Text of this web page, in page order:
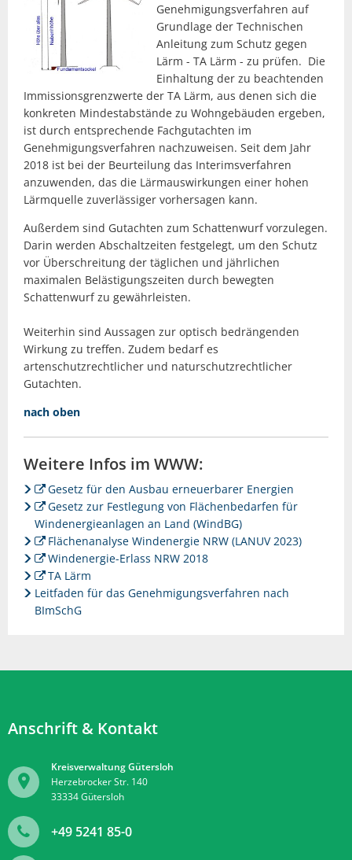
Genehmigungsverfahren auf
Grundlage der Technischen
Anleitung zum Schutz gegen
Lärm - TA Lärm - zu prüfen. Die
Einhaltung der zu beachtenden
Immissionsgrenzwerte der TA Lärm, aus denen sich die
konkreten Mindestabstände zu Wohngebäuden ergeben,
ist durch entsprechende Fachgutachten im
Genehmigungsverfahren nachzuweisen. Seit dem Jahr
2018 ist bei der Beurteilung das Interimsverfahren
anzuwenden, das die Lärmauswirkungen einer hohen
Lärmquelle zuverlässiger vorhersagen kann.
Außerdem sind Gutachten zum Schattenwurf vorzulegen.
Darin werden Abschaltzeiten festgelegt, um den Schutz
vor Überschreitung der täglichen und jährlichen
maximalen Belästigungszeiten durch bewegten
Schattenwurf zu gewährleisten.
Weiterhin sind Aussagen zur optisch bedrängenden
Wirkung zu treffen. Zudem bedarf es
artenschutzrechtlicher und naturschutzrechtlicher
Gutachten.
nach oben
Weitere Infos im WWW:
Gesetz für den Ausbau erneuerbarer Energien
Gesetz zur Festlegung von Flächenbedarfen für
Windenergieanlagen an Land (WindBG)
Flächenanalyse Windenergie NRW (LANUV 2023)
Windenergie-Erlass NRW 2018
TA Lärm
Leitfaden für das Genehmigungsverfahren nach
BImSchG
Anschrift & Kontakt
Kreisverwaltung Gütersloh
Herzebrocker Str. 140
33334Gütersloh
+49 5241 85-0